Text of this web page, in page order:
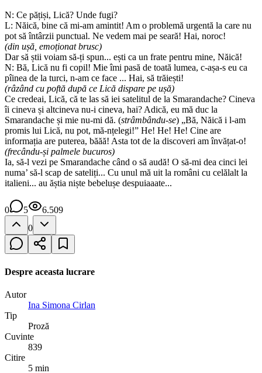
N: Ce pățiși, Lică? Unde fugi?
L: Năică, bine că mi-am amintit! Am o problemă urgentă la care nu
pot să întârzii punctual. Ne vedem mai pe seară! Hai, noroc!
(din ușă, emoționat brusc)
Dar să știi voiam să-ți spun... ești ca un frate pentru mine, Năică!
N: Bă, Lică nu fi copil! Mie îmi pasă de toată lumea, c-așa-s eu ca
pîinea de la turci, n-am ce face ... Hai, să trăiești!
(râzând cu poftă după ce Lică dispare pe ușă)
Ce credeai, Lică, că te las să iei satelitul de la Smarandache? Cineva
îi cineva și altcineva nu-i cineva, hai? Adică, eu mă duc la
Smarandache și mie nu-mi dă. (strâmbându-se) „Bă, Năică i l-am
promis lui Lică, nu pot, mă-nțelegi!” He! He! He! Cine are
informația are puterea, băăă! Asta tot de la discoveri am învățat-o!
(frecându-și palmele bucuros)
Ia, să-l vezi pe Smarandache când o să audă! O să-mi dea cinci lei
numa’ să-l scap de sateliți... Cu unul mă uit la români cu celălalt la
italieni... au ăștia niște bebelușe despuiaaate...
0 5
6.509
0
Despre aceasta lucrare
Autor
Ina Simona Cirlan
Tip
Proză
Cuvinte
839
Citire
5 min